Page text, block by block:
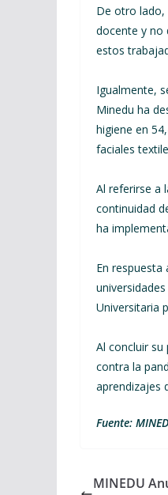
De otro lado,
docente y no
estos
Igualmente,
Minedu ha
higiene en
faciales
Al referirse a
continuidad
ha
En
Universitaria
Al concluir
contra la
aprendizajes
Fuente:
MINEDU